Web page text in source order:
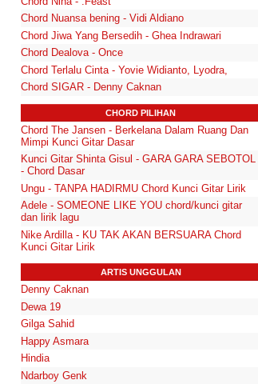
Chord Nuansa bening - Vidi Aldiano
Chord Jiwa Yang Bersedih - Ghea Indrawari
Chord Dealova - Once
Chord Terlalu Cinta - Yovie Widianto, Lyodra,
Chord SIGAR - Denny Caknan
CHORD PILIHAN
Chord The Jansen - Berkelana Dalam Ruang Dan
Mimpi Kunci Gitar Dasar
Kunci Gitar Shinta Gisul - GARA GARA SEBOTOL
- Chord Dasar
Ungu - TANPA HADIRMU Chord Kunci Gitar Lirik
Adele - SOMEONE LIKE YOU chord/kunci gitar
dan lirik lagu
Nike Ardilla - KU TAK AKAN BERSUARA Chord
Kunci Gitar Lirik
ARTIS UNGGULAN
Denny Caknan
Dewa 19
Gilga Sahid
Happy Asmara
Hindia
Ndarboy Genk